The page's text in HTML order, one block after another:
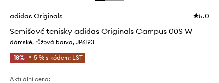
adidas Originals 5.0
Semišové tenisky adidas Originals Campus 00S W
dámské, růžová barva, JP6193
-18% *-5 % s kódem: LST
Aktuální cena: